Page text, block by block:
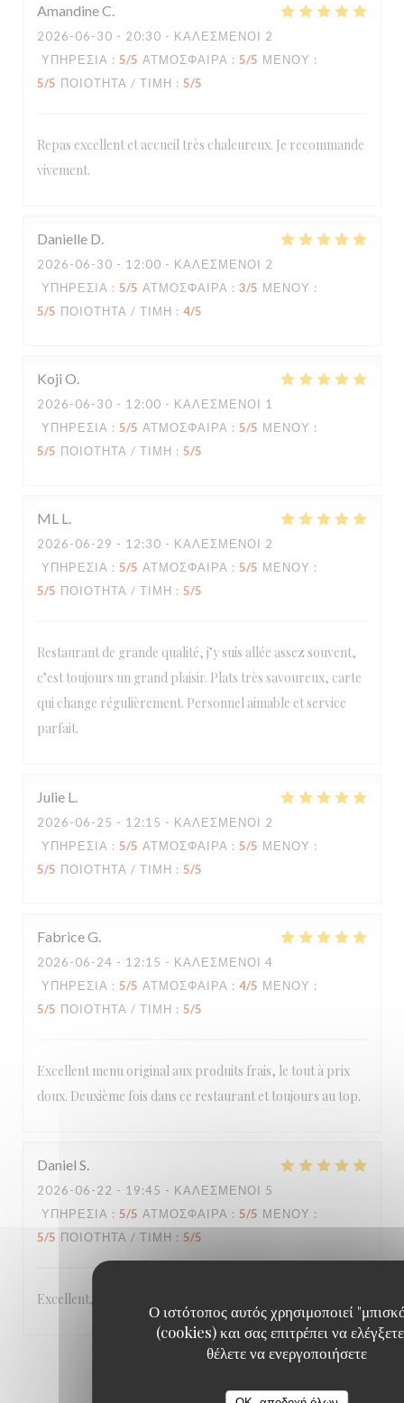
Ο ιστότοπος αυτός χρησιμοποιεί
(cookies) και σας επιτρέπει να ελέγξετε
θέλετε να ενεργοποιήσετε
AmandineC
2026-06-30 - 20:30 - ΚΑΛΕΣΜΈΝΟΙ 2
ΥΠΗΡΕΣΊΑ : 5/5 ΑΤΜΌΣΦΑΙΡΑ : 5/5 ΜΕΝΟΎ :
5/5 ΠΟΙΌΤΗΤΑ / ΤΙΜΉ : 5/5
Repas excellent et accueil très chaleureux. Je recommande
vivement.
Danielle D
2026-06-30 - 12:00 - ΚΑΛΕΣΜΈΝΟΙ 2
ΥΠΗΡΕΣΊΑ : 5/5 ΑΤΜΌΣΦΑΙΡΑ : 3/5 ΜΕΝΟΎ :
5/5 ΠΟΙΌΤΗΤΑ / ΤΙΜΉ : 4/5
Koji O
2026-06-30 - 12:00 - ΚΑΛΕΣΜΈΝΟΙ 1
ΥΠΗΡΕΣΊΑ : 5/5 ΑΤΜΌΣΦΑΙΡΑ : 5/5 ΜΕΝΟΎ :
5/5 ΠΟΙΌΤΗΤΑ / ΤΙΜΉ : 5/5
ML L
2026-06-29 - 12:30 - ΚΑΛΕΣΜΈΝΟΙ 2
ΥΠΗΡΕΣΊΑ : 5/5 ΑΤΜΌΣΦΑΙΡΑ : 5/5 ΜΕΝΟΎ :
5/5 ΠΟΙΌΤΗΤΑ / ΤΙΜΉ : 5/5
Restaurant de grande qualité, j’y suis allée assez souvent,
c’est toujours un grand plaisir. Plats très savoureux, carte
qui change régulièrement. Personnel aimable et service
parfait.
Julie L
2026-06-25 - 12:15 - ΚΑΛΕΣΜΈΝΟΙ 2
ΥΠΗΡΕΣΊΑ : 5/5 ΑΤΜΌΣΦΑΙΡΑ : 5/5 ΜΕΝΟΎ :
5/5 ΠΟΙΌΤΗΤΑ / ΤΙΜΉ : 5/5
FabriceG
2026-06-24 - 12:15 - ΚΑΛΕΣΜΈΝΟΙ 4
ΥΠΗΡΕΣΊΑ : 5/5 ΑΤΜΌΣΦΑΙΡΑ : 4/5 ΜΕΝΟΎ :
5/5 ΠΟΙΌΤΗΤΑ / ΤΙΜΉ : 5/5
Excellent menu original aux produits frais, le tout à prix
doux. Deuxième fois dans ce restaurant et toujours au top.
Daniel S
2026-06-22 - 19:45 - ΚΑΛΕΣΜΈΝΟΙ 5
ΥΠΗΡΕΣΊΑ : 5/5 ΑΤΜΌΣΦΑΙΡΑ : 5/5 ΜΕΝΟΎ :
5/5 ΠΟΙΌΤΗΤΑ / ΤΙΜΉ : 5/5
Excellent,
Loco by Jem's